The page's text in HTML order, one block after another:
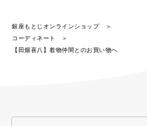
銀座もとじオンラインショップ
コーディネート
【田畑喜八】着物仲間とのお買い物へ